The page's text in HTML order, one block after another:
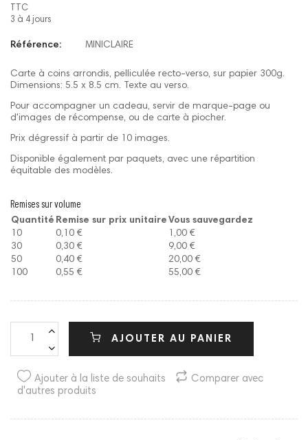
TTC
3 à 4 jours
Référence: MINICLAIRE
Carte à coins arrondis, pelliculée recto-verso, sur papier 300g.
Dimensions: 5.5 x 8.5 cm. Texte au verso.
Pour accompagner un cadeau, servir de marque-page ou
d'images de récompense, ou de carte à piocher.
Prix dégressif à partir de 10 images.
Disponible également par paquets, avec une répartition
équitable des modèles.
Remises sur volume
Quantité Remise sur prix unitaire Vous sauvegardez
10
0,10 €
1,00 €
30
0,30 €
9,00 €
50
0,40 €
20,00 €
100
0,55 € 55,00 €
AJOUTER AU PANIER
Ajouter à la liste de souhaits
Comparer avec
d'autres produits